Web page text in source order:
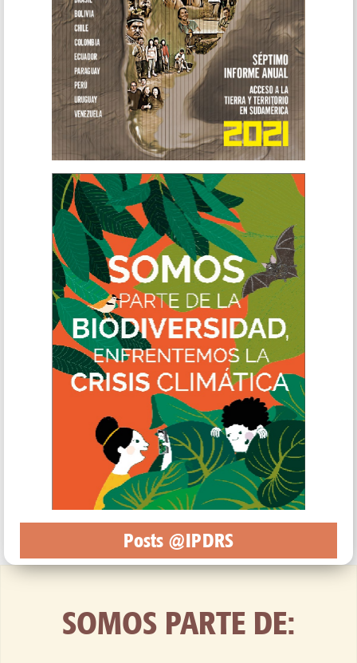
Posts @IPDRS
SOMOS PARTE DE: